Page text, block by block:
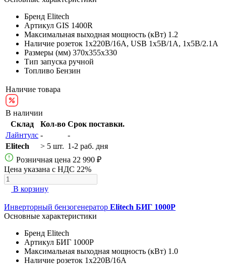
Бренд Elitech
Артикул GIS 1400R
Максимальная выходная мощность (кВт) 1.2
Наличие розеток 1х220В/16A, USB 1х5В/1А, 1х5В/2.1А
Размеры (мм) 370х355х330
Тип запуска ручной
Топливо Бензин
Наличие товара
В наличии
Склад
Кол-во Срок поставки.
Лайнтулс -
-
Elitech
> 5 шт. 1-2 раб. дня
Розничная цена 22 990 ₽
Цена указана с НДС 22%
В корзину
Инверторный бензогенератор Elitech БИГ 1000Р
Основные характеристики
Бренд Elitech
Артикул БИГ 1000Р
Максимальная выходная мощность (кВт) 1.0
Наличие розеток 1х220В/16A